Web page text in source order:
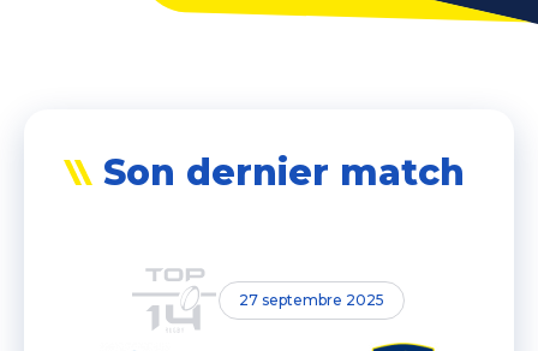
Son dernier match
27 septembre 2025